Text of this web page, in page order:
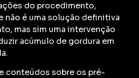
do procedimento,
não é uma solução definitiva
mas sim uma intervenção
acúmulo de gordura em
conteúdos sobre os pré-